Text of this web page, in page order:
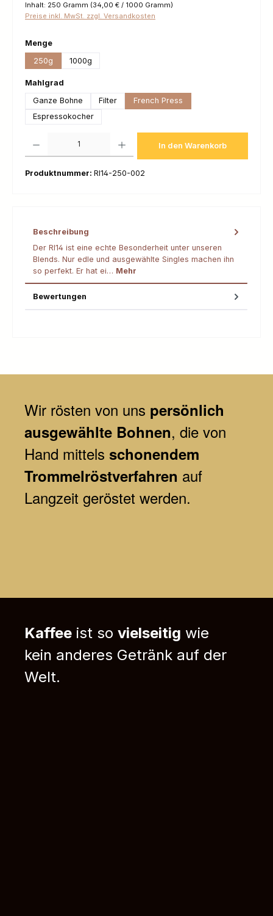
Inhalt: 250 Gramm (34,00 € / 1000 Gramm)
Preise inkl. MwSt. zzgl. Versandkosten
Mengeauswählen
250g
1000g
Mahlgrad
Ganze Bohne
Filter
French Press
Espressokocher
In den Warenkorb
Produktnummer: RI14-250-002
Beschreibung
Der RI14 ist eine echte Besonderheit unter unseren
Blends. Nur edle und ausgewählte Singles machen ihn
so perfekt. Er hat ei… Mehr
Bewertungen
Wir rösten von uns persönlich
ausgewählte Bohnen, die von
Hand mittels schonendem
Trommelröstverfahren auf
Langzeit geröstet werden.
Kaffee ist so vielseitig wie
kein anderes Getränk auf der
Welt.